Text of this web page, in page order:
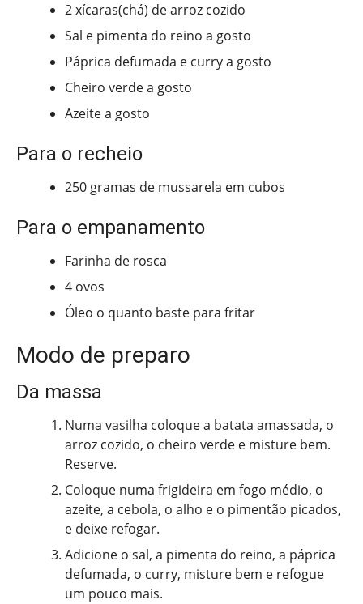
2 xícaras(chá) de arroz cozido
Sal e pimenta do reino a gosto
Páprica defumada e curry a gosto
Cheiro verde a gosto
Azeite a gosto
Para o recheio
250 gramas de mussarela em cubos
Para o empanamento
Farinha de rosca
4 ovos
Óleo o quanto baste para fritar
Modo de preparo
Da massa
Numa vasilha coloque a batata amassada, o
arroz cozido, o cheiro verde e misture bem.
Reserve.
Coloque numa frigideira em fogo médio, o
azeite, a cebola, o alho e o pimentão picados,
e deixe refogar.
Adicione o sal, a pimenta do reino, a páprica
defumada, o curry, misture bem e refogue
um pouco mais.